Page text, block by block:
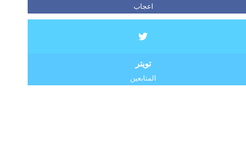
اعجاب
تويتر
المتابعين